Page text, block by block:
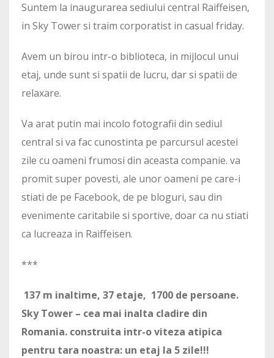
Suntem la inaugurarea sediului central Raiffeisen,
in Sky Tower si traim corporatist in casual friday.
Avem un birou intr-o biblioteca, in mijlocul unui
etaj, unde sunt si spatii de lucru, dar si spatii de
relaxare.
Va arat putin mai incolo fotografii din sediul
central si va fac cunostinta pe parcursul acestei
zile cu oameni frumosi din aceasta companie. va
promit super povesti, ale unor oameni pe care-i
stiati de pe Facebook, de pe bloguri, sau din
evenimente caritabile si sportive, doar ca nu stiati
ca lucreaza in Raiffeisen.
***
137 m inaltime, 37 etaje, 1700 de persoane.
Sky Tower – cea mai inalta cladire din
Romania. construita intr-o viteza atipica
pentru tara noastra: un etaj la 5 zile!!!